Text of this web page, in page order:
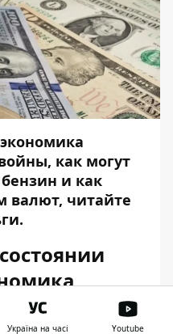
как могут
и как
валют, читайте
.
месяц войны, и, по
Україна на часі Youtube